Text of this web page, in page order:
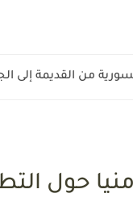
من القديمة إلى
حول